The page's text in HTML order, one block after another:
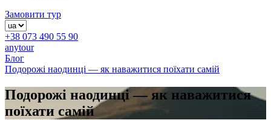
Замовити тур
+38 073 490 55 90
anytour
Блог
Подорожі наодинці — як наважитися поїхати самій
Подорожі наодинці — як наважитися
поїхати самій